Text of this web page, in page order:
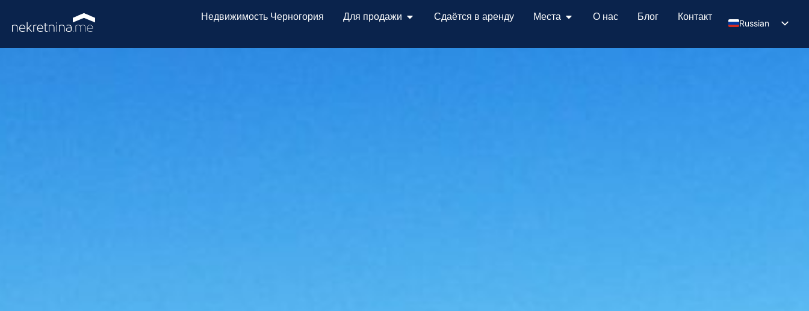
Недвижимость Черногория Для продажи Сдаётся в аренду Места О нас Блог Контакт
Russian